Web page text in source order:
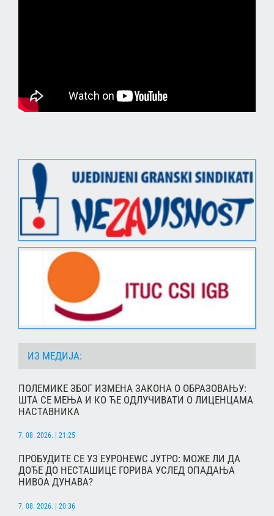
ИЗ МЕДИЈА:
ПОЛЕМИКЕ ЗБОГ ИЗМЕНА ЗАКОНА О ОБРАЗОВАЊУ:
ШТА СЕ МЕЊА И КО ЋЕ ОДЛУЧИВАТИ О ЛИЦЕНЦАМА
НАСТАВНИКА
7. 08. 2026. | 21:25
ПРОБУДИТЕ СЕ УЗ ЕУРОНЕWС ЈУТРО: МОЖЕ ЛИ ДА
ДОЂЕ ДО НЕСТАШИЦЕ ГОРИВА УСЛЕД ОПАДАЊА
НИВОА ДУНАВА?
7. 08. 2026. | 20:36